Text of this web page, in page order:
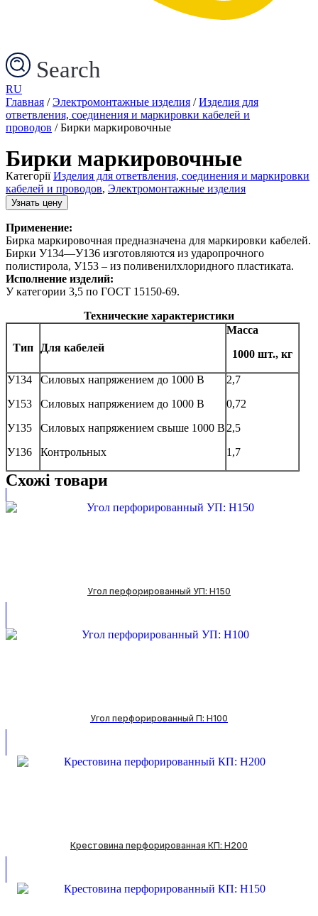
Search
RU
Главная /Электромонтажные изделия /Изделия для
ответвления, соединения и маркировки кабелей и
проводов / Бирки маркировочные
Бирки маркировочные
Категорії Изделия для ответвления, соединения и маркировки
кабелей и проводов, Электромонтажные изделия
Узнать цену
Применение:
Бирка маркировочная предназначена для маркировки кабелей.
Бирки У134—У136 изготовляются из ударопрочного
полистирола, У153 – из поливенилхлоридного пластиката.
Исполнение изделий:
У категории 3,5 по ГОСТ 15150-69.
Технические характеристики
Тип Для кабелей
Масса
1000 шт., кг
У134
У153
У135
У136
Силовых напряжением до 1000 В
Силовых напряжением до 1000 В
Силовых напряжением свыше 1000 В
Контрольных
2,7
0,72
2,5
1,7
Схожі товари
Угол перфорированный УП: H150
Угол перфорированный П: H100
Крестовина перфорированная КП: H200